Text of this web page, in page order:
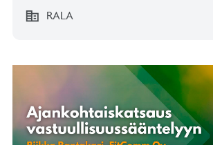
corporate_fare RALA